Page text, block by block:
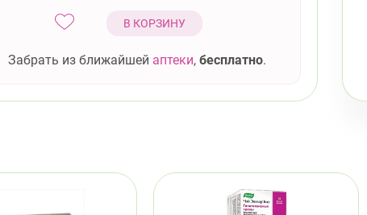
В КОРЗИНУ
Забрать из ближайшей аптеки, бесплатно.